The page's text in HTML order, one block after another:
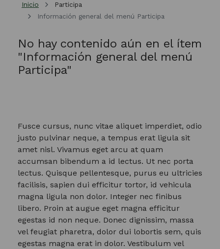
Inicio
Participa
Información general del menú Participa
No hay contenido aún en el ítem
"Información general del menú
Participa"
Fusce cursus, nunc vitae aliquet imperdiet, odio
justo pulvinar neque, a tempus erat ligula sit
amet nisl. Vivamus eget arcu at quam
accumsan bibendum a id lectus. Ut nec porta
lectus. Quisque pellentesque, purus eu ultricies
facilisis, sapien dui efficitur tortor, id vehicula
magna ligula non dolor. Integer nec finibus
libero. Proin at augue eget magna efficitur
egestas id non neque. Donec dignissim, massa
vel feugiat pharetra, dolor dui lobortis sem, quis
egestas magna erat in dolor. Vestibulum vel